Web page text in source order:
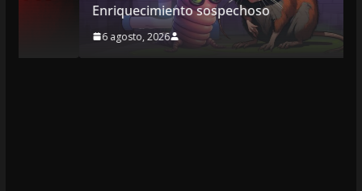
Enriquecimiento sospechoso
6 agosto, 2026